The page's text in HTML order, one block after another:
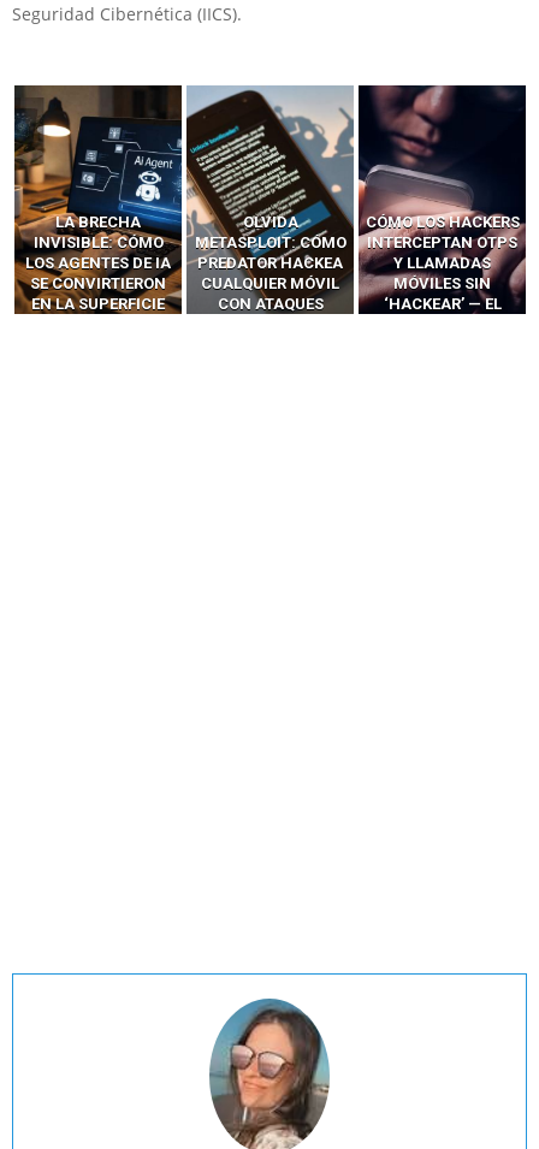
Seguridad Cibernética (IICS).
LA BRECHA
INVISIBLE: CÓMO
LOS AGENTES DE IA
SE CONVIRTIERON
EN LA SUPERFICIE
OLVIDA
METASPLOIT: CÓMO
PREDATOR HACKEA
CUALQUIER MÓVIL
CON ATAQUES
CÓMO LOS HACKERS
INTERCEPTAN OTPS
Y LLAMADAS
MÓVILES SIN
‘HACKEAR’ — EL